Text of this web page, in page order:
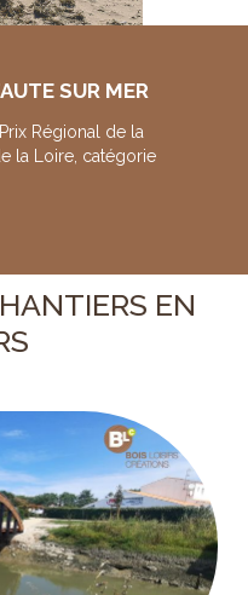
SUR MER
Régional de la
la Loire, catégorie
EN